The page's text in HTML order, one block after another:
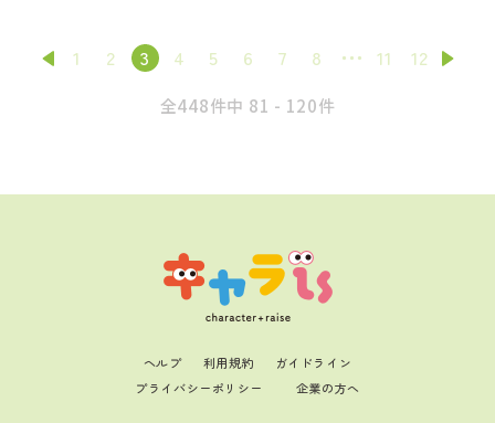
1 2 3 4 5 6 7 8 11 12
全448件中 81 - 120件
ヘルプ 利用規約
ガイドライン
プライバシーポリシー
企業の方へ